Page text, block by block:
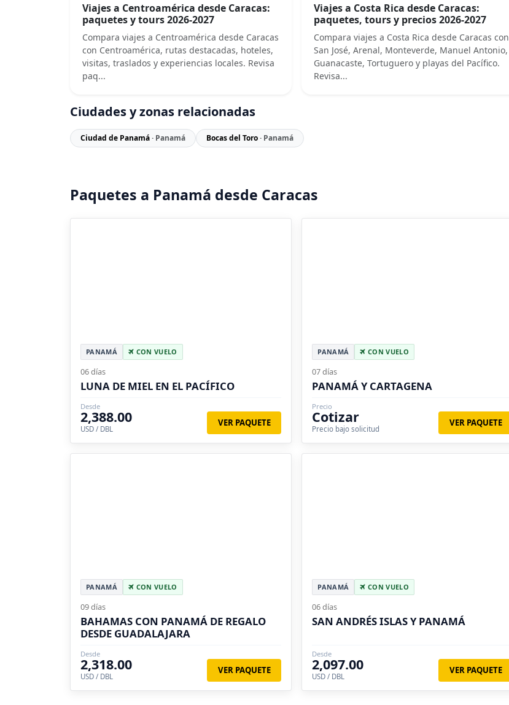
Viajes a Centroamérica desde Caracas:
paquetes y tours 2026-2027
Compara viajes a Centroamérica desde Caracas
con Centroamérica, rutas destacadas, hoteles,
visitas, traslados y experiencias locales. Revisa
paq...
Viajes a Costa Rica desde Caracas:
paquetes, tours y precios 2026-2027
Compara viajes a Costa Rica desde Caracas con
San José, Arenal, Monteverde, Manuel Antonio,
Guanacaste, Tortuguero y playas del Pacífico.
Revisa...
Ciudades y zonas relacionadas
Ciudad de Panamá· Panamá Bocas del Toro· Panamá
Paquetes a Panamá desde Caracas
PANAMÁ CON VUELO
06 días
LUNA DE MIEL EN EL PACÍFICO
Desde
2,388.00
USD / DBL
VER PAQUETE
PANAMÁ CON VUELO
07 días
PANAMÁ Y CARTAGENA
Precio
Cotizar
Precio bajo solicitud
VER PAQUETE
PANAMÁ CON VUELO
09 días
BAHAMAS CON PANAMÁ DE REGALO
DESDE GUADALAJARA
Desde
2,318.00
USD / DBL
VER PAQUETE
PANAMÁ CON VUELO
06 días
SAN ANDRÉS ISLAS Y PANAMÁ
Desde
2,097.00
USD / DBL
VER PAQUETE